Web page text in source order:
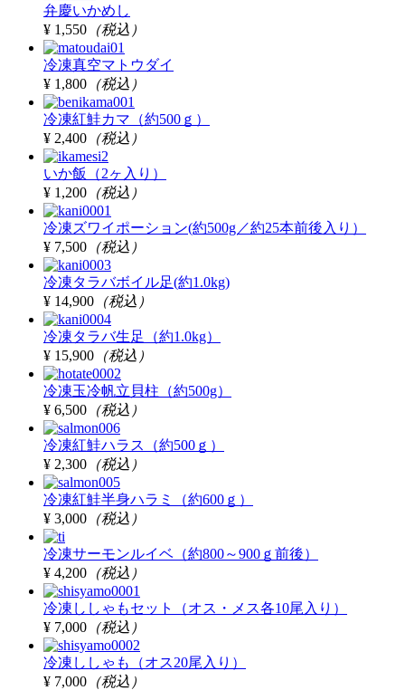
弁慶いかめし
¥ 1,550 （税込）
冷凍真空マトウダイ
¥ 1,800 （税込）
冷凍紅鮭カマ（約500ｇ）
¥ 2,400 （税込）
いか飯（2ヶ入り）
¥ 1,200 （税込）
冷凍ズワイポーション(約500g／約25本前後入り）
¥ 7,500 （税込）
冷凍タラバボイル足(約1.0kg)
¥ 14,900 （税込）
冷凍タラバ生足（約1.0kg）
¥ 15,900 （税込）
冷凍玉冷帆立貝柱（約500g）
¥ 6,500 （税込）
冷凍紅鮭ハラス（約500ｇ）
¥ 2,300 （税込）
冷凍紅鮭半身ハラミ（約600ｇ）
¥ 3,000 （税込）
冷凍サーモンルイベ（約800～900ｇ前後）
¥ 4,200 （税込）
冷凍ししゃもセット（オス・メス各10尾入り）
¥ 7,000 （税込）
冷凍ししゃも（オス20尾入り）
¥ 7,000 （税込）